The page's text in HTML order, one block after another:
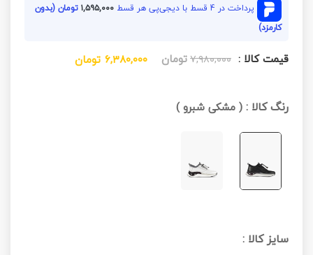
پرداخت در 4 قسط با دیجی‌پی هر قسط ۱,۵۹۵,۰۰۰تومان (بدون
کارمزد)
قیمت کالا : ۷,۹۸۰,۰۰۰تومان ۶,۳۸۰,۰۰۰ تومان
رنگ کالا :(مشکی شبرو)
سایز کالا :